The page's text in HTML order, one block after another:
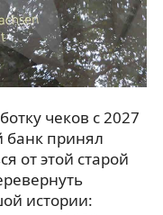
чеков с 2027
банк принял
от этой старой
истории: